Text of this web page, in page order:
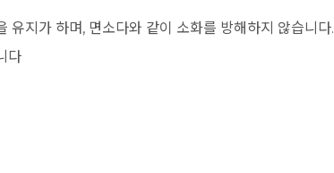
유지가 하며, 면소다와 같이 소화를 방해하지 않습니다.
다